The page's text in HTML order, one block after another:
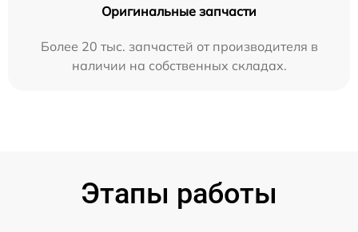
Оригинальные запчасти
Более 20 тыс. запчастей от производителя в
наличии на собственных складах.
Этапы работы